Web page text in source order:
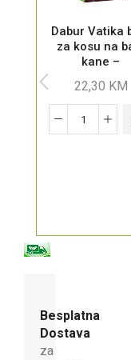
Dabur Vatika
za kosu na
kane –
22,30 KM
Besplatna
Dostava
za